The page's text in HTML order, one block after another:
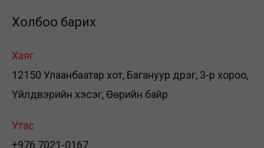
Холбоо барих
Хаяг
12150 Улаанбаатар хот, Багануур дүүрэг, 3-р хороо,
Үйлдвэрийн хэсэг, Өөрийн байр
Утас
+976 7021-0167